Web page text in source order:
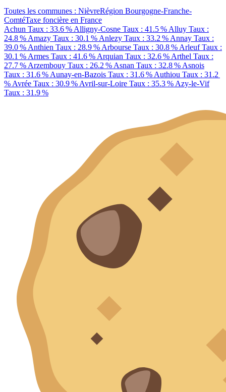
Toutes les communes : NièvreRégion Bourgogne-Franche-
ComtéTaxe foncière en France
Achun Taux : 33.6 % Alligny-Cosne Taux : 41.5 % Alluy Taux :
24.8 % Amazy Taux : 30.1 % Anlezy Taux : 33.2 % Annay Taux :
39.0 % Anthien Taux : 28.9 % Arbourse Taux : 30.8 % ArleufTaux :
30.1 % Armes Taux : 41.6 % Arquian Taux : 32.6 % Arthel Taux :
27.7 % Arzembouy Taux : 26.2 % Asnan Taux : 32.8 % Asnois
Taux : 31.6 % Aunay-en-Bazois Taux : 31.6 % Authiou Taux : 31.2
% Avrée Taux : 30.9 % Avril-sur-Loire Taux : 35.3 % Azy-le-Vif
Taux : 31.9 %